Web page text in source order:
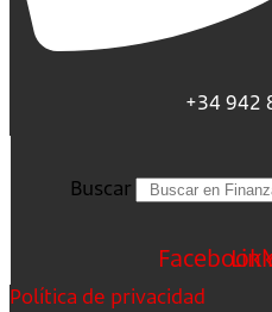
+34 942
Buscar
Facebook
Política de privacidad